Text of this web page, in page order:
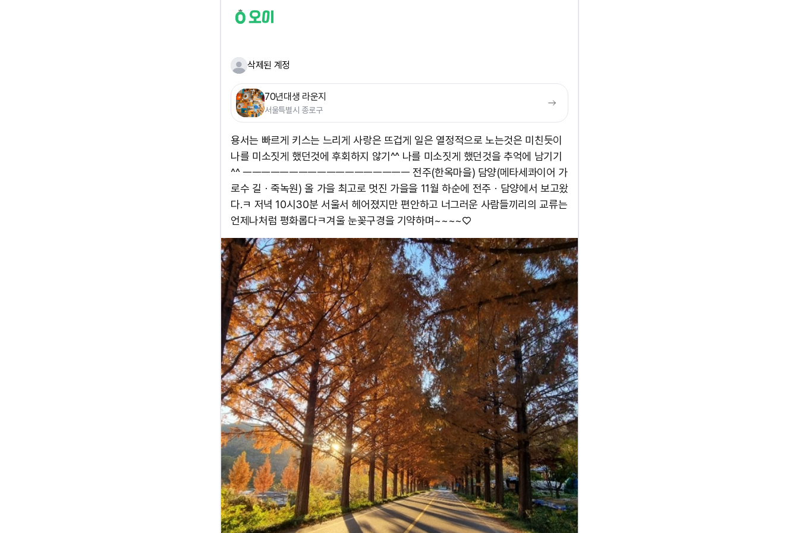
삭제된 계정
70년대생 라운지
서울특별시 종로구
용서는 빠르게 키스는 느리게 사랑은 뜨겁게 일은 열정적으로 노는것은 미친듯이
나를 미소짓게 했던것에 후회하지 않기^^ 나를 미소짓게 했던것을 추억에 남기기
^^ ㅡㅡㅡㅡㅡㅡㅡㅡㅡㅡㅡㅡㅡㅡㅡㅡㅡㅡ 전주(한옥마을) 담양(메타세콰이어 가
로수 길ㆍ죽녹원) 올 가을 최고로 멋진 가을을 11월 하순에 전주ㆍ담양에서 보고왔
다.ㅋ 저녁 10시30분 서울서 헤어졌지만 편안하고 너그러운 사람들끼리의 교류는
언제나처럼 평화롭다ㅋ ​겨울 눈꽂구경을 기약하며~~~~♡